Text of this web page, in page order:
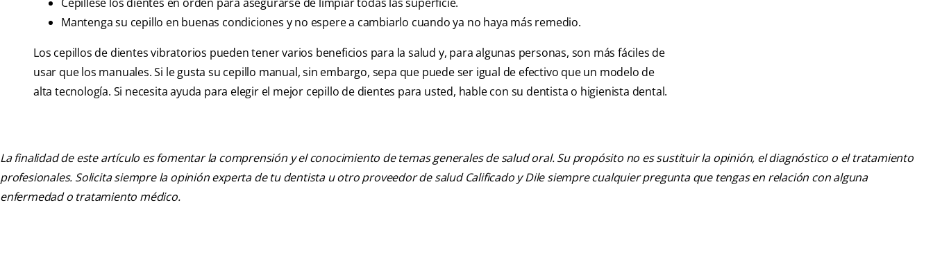
Mantenga su cepillo en buenas condiciones y no espere a cambiarlo cuando ya no haya más remedio.
Los cepillos de dientes vibratorios pueden tener varios beneficios para la salud y, para algunas personas, son más fáciles de
usar que los manuales. Si le gusta su cepillo manual, sin embargo, sepa que puede ser igual de efectivo que un modelo de
alta tecnología. Si necesita ayuda para elegir el mejor cepillo de dientes para usted, hable con su dentista o higienista dental.
La finalidad de este artículo es fomentar la comprensión y el conocimiento de temas generales de salud oral. Su propósito no es sustituir la opinión, el diagnóstico o el tratamiento
profesionales. Solicita siempre la opinión experta de tu dentista u otro proveedor de salud Calificado y Dile siempre cualquier pregunta que tengas en relación con alguna
enfermedad o tratamiento médico.